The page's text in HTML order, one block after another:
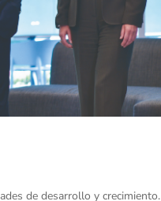
de desarrollo y crecimiento.